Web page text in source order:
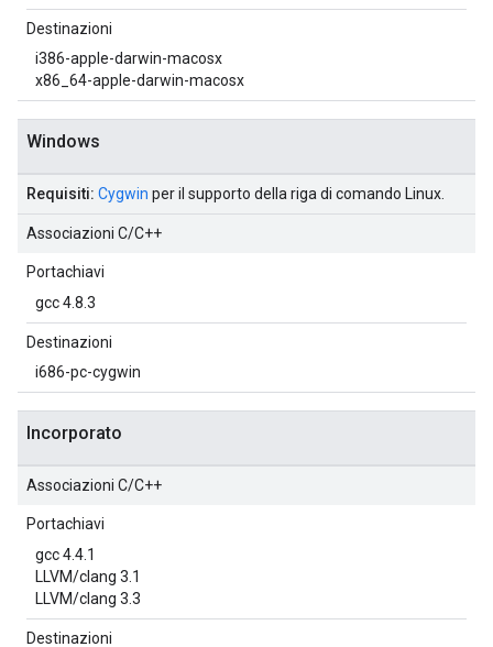
Destinazioni
i386-apple-darwin-macosx
x86_64-apple-darwin-macosx
Windows
Requisiti: Cygwin per il supporto della riga di comando Linux.
Associazioni C/C++
Portachiavi
gcc 4.8.3
Destinazioni
i686-pc-cygwin
Incorporato
Associazioni C/C++
Portachiavi
gcc 4.4.1
LLVM/clang 3.1
LLVM/clang 3.3
Destinazioni